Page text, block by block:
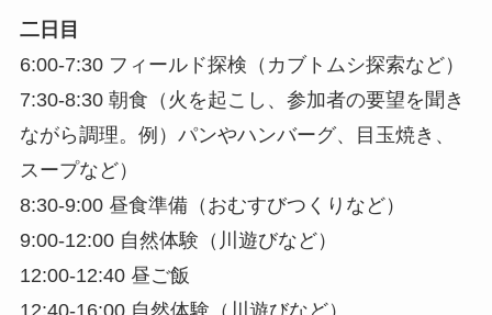
二日目
6:00-7:30 フィールド探検（カブトムシ探索など）
7:30-8:30 朝食（火を起こし、参加者の要望を聞き
ながら調理。例）パンやハンバーグ、目玉焼き、
スープなど）
8:30-9:00 昼食準備（おむすびつくりなど）
9:00-12:00 自然体験（川遊びなど）
12:00-12:40 昼ご飯
12:40-16:00 自然体験（川遊びなど）